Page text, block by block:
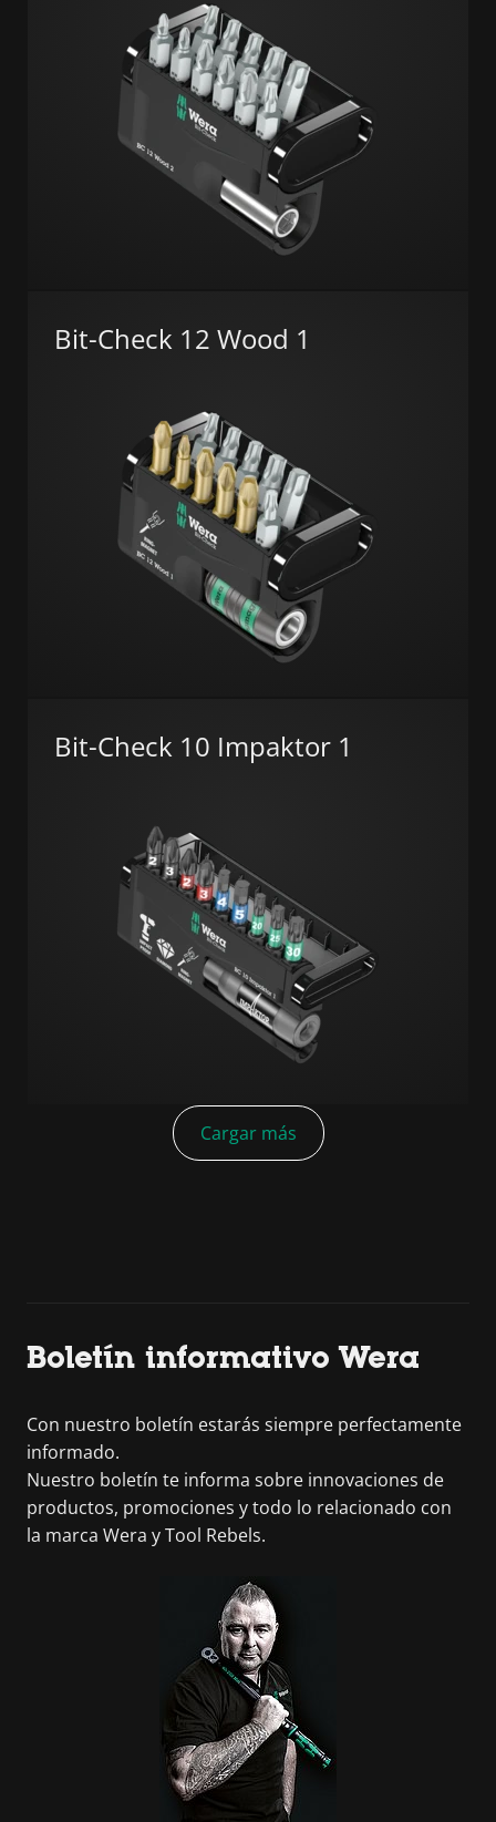
Bit-Check 12 Wood 1
Bit-Check 10 Impaktor 1
Cargar más
Boletín informativo Wera
Con nuestro boletín estarás siempre perfectamente
informado.
Nuestro boletín te informa sobre innovaciones de
productos, promociones y todo lo relacionado con
la marca Wera y Tool Rebels.